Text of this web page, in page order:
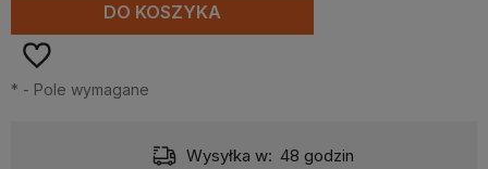
DO KOSZYKA
* - Pole wymagane
Wysyłka w: 48 godzin